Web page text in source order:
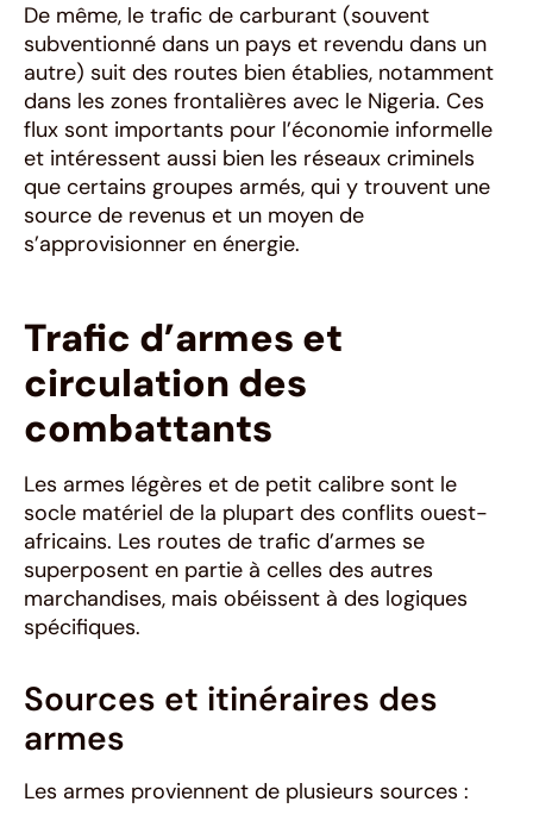
De même, le trafic de carburant (souvent
subventionné dans un pays et revendu dans un
autre) suit des routes bien établies, notamment
dans les zones frontalières avec le Nigeria. Ces
flux sont importants pour l’économie informelle
et intéressent aussi bien les réseaux criminels
que certains groupes armés, qui y trouvent une
source de revenus et un moyen de
s’approvisionner en énergie.
Trafic d’armes et
circulation des
combattants
Les armes légères et de petit calibre sont le
socle matériel de la plupart des conflits ouest-
africains. Les routes de trafic d’armes se
superposent en partie à celles des autres
marchandises, mais obéissent à des logiques
spécifiques.
Sources et itinéraires des
armes
Les armes proviennent de plusieurs sources :